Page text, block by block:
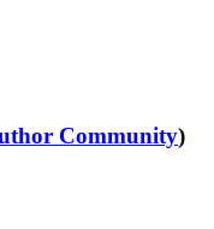
Community)